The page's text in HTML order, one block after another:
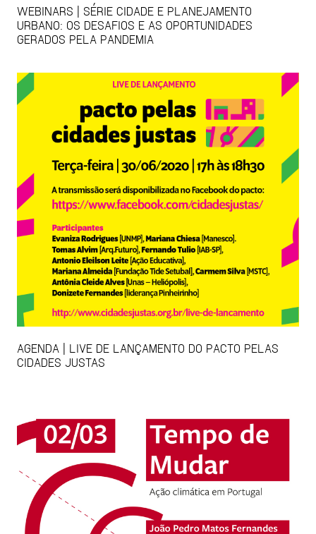
WEBINARS | SÉRIE CIDADE E PLANEJAMENTO
URBANO: OS DESAFIOS E AS OPORTUNIDADES
GERADOS PELA PANDEMIA
AGENDA | LIVE DE LANÇAMENTO DO PACTO PELAS
CIDADES JUSTAS